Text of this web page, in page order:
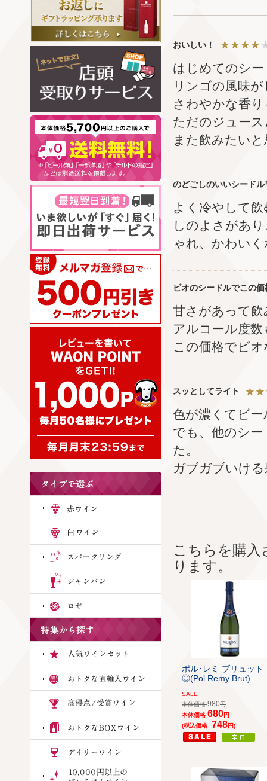
おいしい！
はじめてのシ
リンゴの風味
さわやかな香
ただのジュー
また飲みたい
のどごしのいいシードル
よく冷やして
しのよさがあ
ゃれ、かわい
ビオのシードルでこの
甘さがあって
アルコール度
この価格でビ
スッとしてライト
色が濃くてビ
でも、他のシ
た。
ガブガブいけ
こちらを購
ります。
ポル･レミ ブリュット
◎(Pol Remy Brut)
SALE
本体価格980円
本体価格 680円
(税込価格
748円)